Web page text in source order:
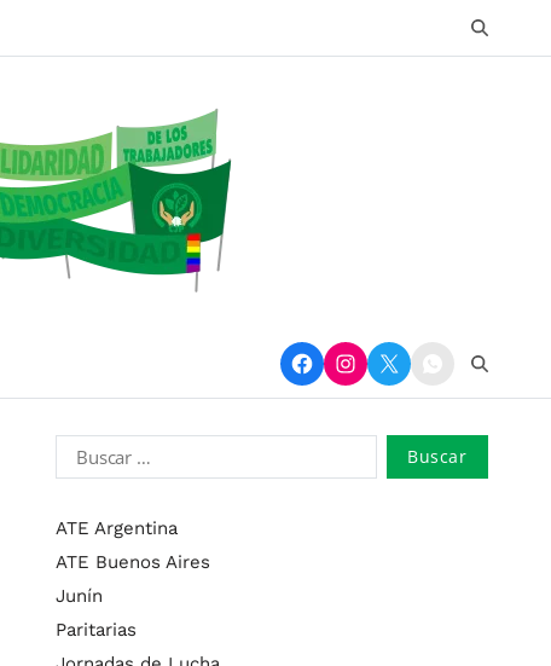
ATE Argentina
ATE Buenos Aires
Junín
Paritarias